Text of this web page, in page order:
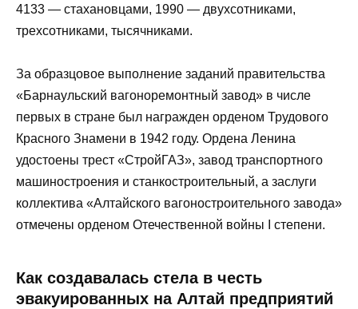
4133 — стахановцами, 1990 — двухсотниками,
трехсотниками, тысячниками.
За образцовое выполнение заданий правительства
«Барнаульский вагоноремонтный завод» в числе
первых в стране был награжден орденом Трудового
Красного Знамени в 1942 году. Ордена Ленина
удостоены трест «СтройГАЗ», завод транспортного
машиностроения и станкостроительный, а заслуги
коллектива «Алтайского вагоностроительного завода»
отмечены орденом Отечественной войны I степени.
Как создавалась стела в честь
эвакуированных на Алтай предприятий